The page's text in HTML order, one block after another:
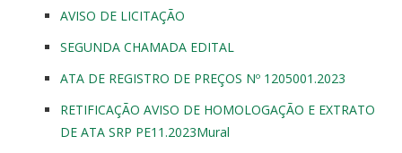
AVISO DE LICITAÇÃO
SEGUNDA CHAMADA EDITAL
ATA DE REGISTRO DE PREÇOS Nº 1205001.2023
RETIFICAÇÃO AVISO DE HOMOLOGAÇÃO E EXTRATO
DE ATA SRP PE11.2023Mural